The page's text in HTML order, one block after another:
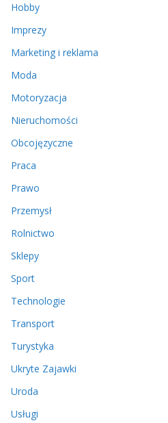
Hobby
Imprezy
Marketing i reklama
Moda
Motoryzacja
Nieruchomości
Obcojęzyczne
Praca
Prawo
Przemysł
Rolnictwo
Sklepy
Sport
Technologie
Transport
Turystyka
Ukryte Zajawki
Uroda
Usługi